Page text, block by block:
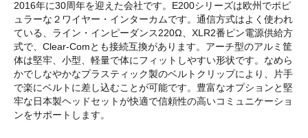
2016年に30周年を迎えた会社です。E200シリーズは欧州でポピ
ュラーな２ワイヤー・インターカムです。通信方式はよく使われ
ている、ライン・インピーダンス220Ω、XLR2番ピン電源供給方
式で、Clear-Comとも接続互換があります。アーチ型のアルミ筐
体は堅牢、小型、軽量で体にフィットしやすい形状です。なめら
かでしなやかなプラスティック製のベルトクリップにより、片手
で楽にベルトに差し込むことが可能です。豊富なオプションと堅
牢な日本製ヘッドセットが快適で信頼性の高いコミュニケーショ
ンをサポートします。